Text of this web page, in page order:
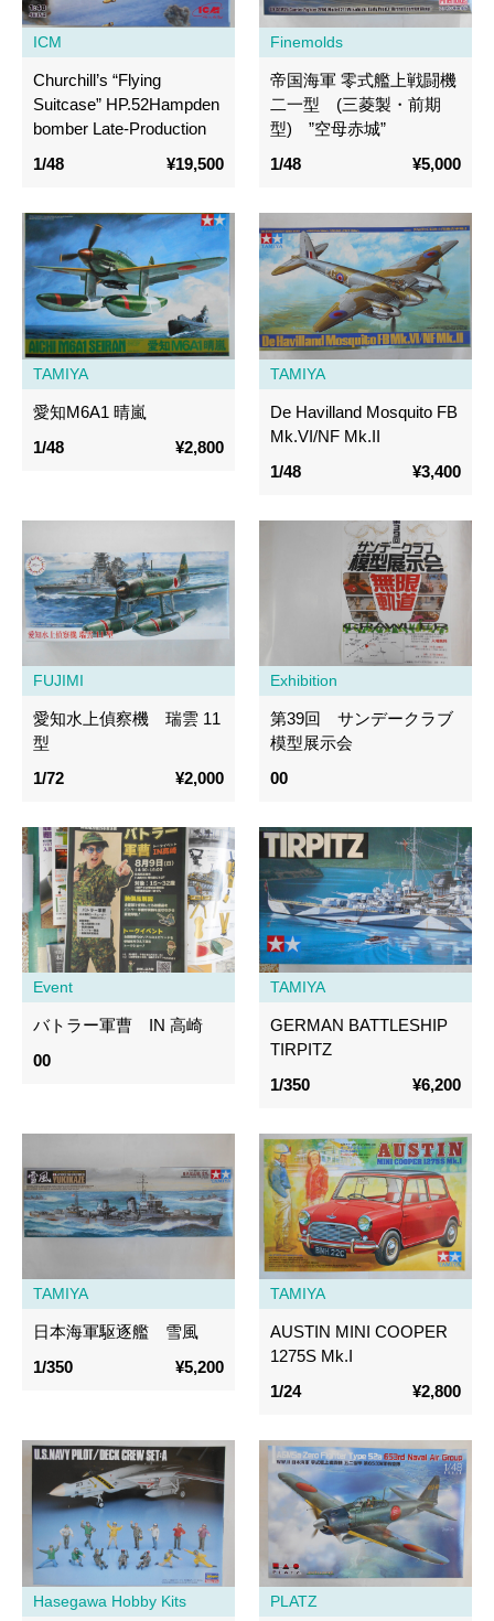
ICM
Churchill’s “Flying
Suitcase” HP.52Hampden
bomber Late-Production
1/48
¥19,500
Finemolds
帝国海軍 零式艦上戦闘機
二一型 (三菱製・前期
型) ”空母赤城”
1/48
¥5,000
TAMIYA
愛知M6A1 晴嵐
1/48
¥2,800
TAMIYA
De Havilland Mosquito FB
Mk.VI/NF Mk.II
1/48
¥3,400
FUJIMI
愛知水上偵察機 瑞雲 11
型
1/72
¥2,000
Exhibition
第39回 サンデークラブ
模型展示会
00
Event
バトラー軍曹 IN 高崎
00
TAMIYA
GERMAN BATTLESHIP
TIRPITZ
1/350
¥6,200
TAMIYA
日本海軍駆逐艦 雪風
1/350
¥5,200
TAMIYA
AUSTIN MINI COOPER
1275S Mk.I
1/24
¥2,800
Hasegawa Hobby Kits PLATZ